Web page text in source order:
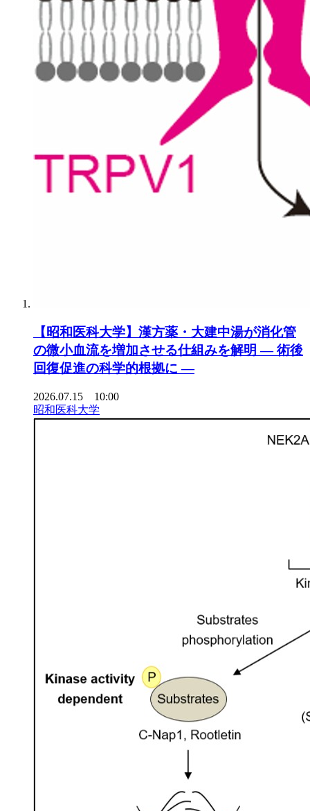
【昭和医科大学】漢方薬・大建中湯が消化管
の微小血流を増加させる仕組みを解明 ― 術後
回復促進の科学的根拠に ―
2026.07.15 10:00
昭和医科大学